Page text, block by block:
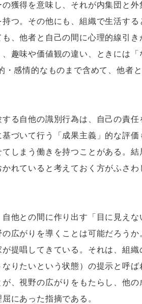
獲得を意味し、それが内集団と
つ。その他にも、組織で生活す
、他者と自己の間に心理的線引き
趣味や価値観の違い、ときには
・感情的なものまで含めて、他者
る自他の識別行為は、自己の責任
づいて行う「成果主義」的な評
しまう働きを持つことがある。
れていると考えておく方がふさ
他との間に作り出す「目に見え
広がりを導くことは可能だろう
が提唱してきている。それは、組
りたいという状態）の提示と呼
、視野の広がりをもたらし、他
にあった指摘である。